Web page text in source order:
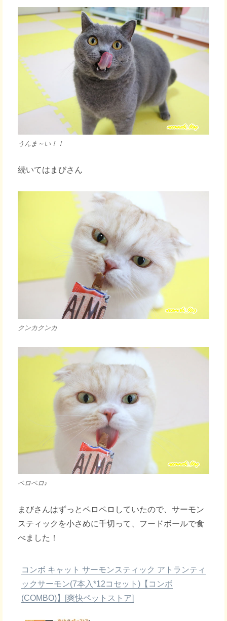
うんま～い！！
続いてはまびさん
クンカクンカ
ペロペロ♪
まびさんはずっとペロペロしていたので、サーモン
スティックを小さめに千切って、フードボールで食
べました！
コンボ キャット サーモンスティック アトランティ
ックサーモン(7本入*12コセット)【コンボ
(COMBO)】[爽快ペットストア]